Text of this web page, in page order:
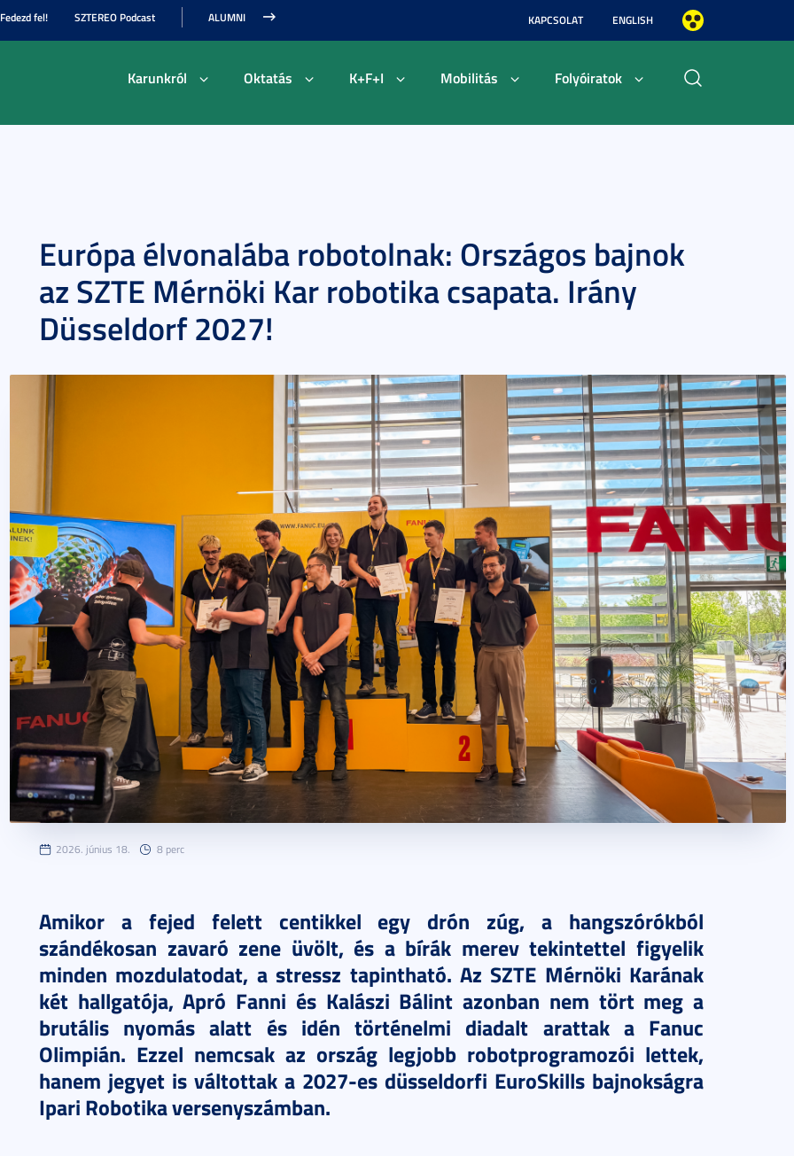
Fedezd fel! SZTEREO Podcast ALUMNI KAPCSOLAT ENGLISH
Karunkról Oktatás K+F+I Mobilitás Folyóiratok
Európa élvonalába robotolnak: Országos bajnok
az SZTE Mérnöki Kar robotika csapata. Irány
Düsseldorf 2027!
2026. június 18. 8 perc
Amikor a fejed felett centikkel egy drón zúg, a hangszórókból
szándékosan zavaró zene üvölt, és a bírák merev tekintettel figyelik
minden mozdulatodat, a stressz tapintható. Az SZTE Mérnöki Karának
két hallgatója, Apró Fanni és Kalászi Bálint azonban nem tört meg a
brutális nyomás alatt és idén történelmi diadalt arattak a Fanuc
Olimpián. Ezzel nemcsak az ország legjobb robotprogramozói lettek,
hanem jegyet is váltottak a 2027-es düsseldorfi EuroSkills bajnokságra
Ipari Robotika versenyszámban.